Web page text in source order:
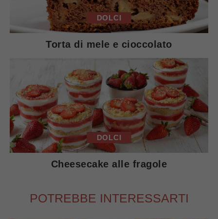
DOLCI
Torta di mele e cioccolato
DOLCI
Cheesecake alle fragole
POTREBBE INTERESSARTI